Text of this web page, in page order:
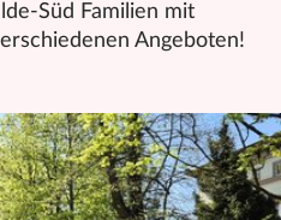
Süd Familien mit
Angeboten!
in der